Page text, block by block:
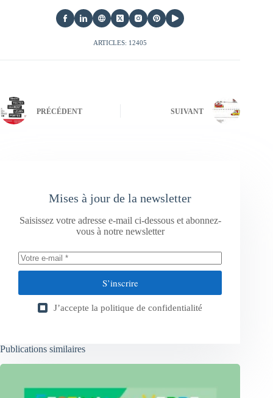
ARTICLES: 12405
PRÉCÉDENT SUIVANT
Mises à jour de la newsletter
Saisissez votre adresse e-mail ci-dessous et abonnez-
vous à notre newsletter
S’inscrire
J’accepte la politique de confidentialité
Publications similaires